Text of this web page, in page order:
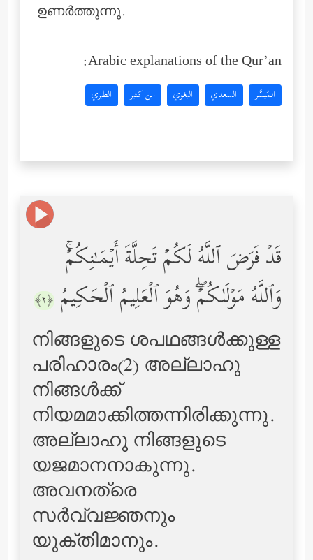
ഉണര്‍ത്തുന്നു.
Arabic explanations of the Qur’an:
المُيسَّر السعدي البغوي ابن كثير الطبري
قَدۡ فَرَضَ ٱللَّهُ لَكُمۡ تَحِلَّةَ أَیۡمَـٰنِكُمۡۚ
وَٱللَّهُ مَوۡلَىٰكُمۡۖ وَهُوَ ٱلۡعَلِیمُ ٱلۡحَكِیمُ ﴿٢﴾
നിങ്ങളുടെ ശപഥങ്ങള്‍ക്കുള്ള
പരിഹാരം(2) അല്ലാഹു
നിങ്ങള്‍ക്ക്
നിയമമാക്കിത്തന്നിരിക്കുന്നു.
അല്ലാഹു നിങ്ങളുടെ
യജമാനനാകുന്നു.
അവനത്രെ
സര്‍വ്വജ്ഞനും
യുക്തിമാനും.